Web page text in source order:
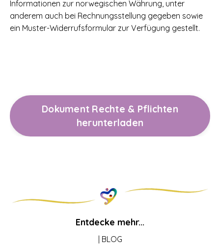
Informationen zur norwegischen Währung, unter
anderem auch bei Rechnungsstellung gegeben sowie
ein Muster-Widerrufsformular zur Verfügung gestellt.
Dokument Rechte & Pflichten
herunterladen
Entdecke mehr...
| BLOG